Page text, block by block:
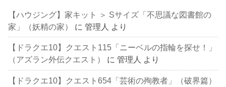
【ハウジング】家キット ＞ Sサイズ「不思議な図書館の
家」（妖精の家）
に管理人 より
【ドラクエ10】クエスト115「ニーベルの指輪を探せ！」
（アズラン外伝クエスト）
に管理人 より
【ドラクエ10】クエスト654「芸術の殉教者」（破界篇）